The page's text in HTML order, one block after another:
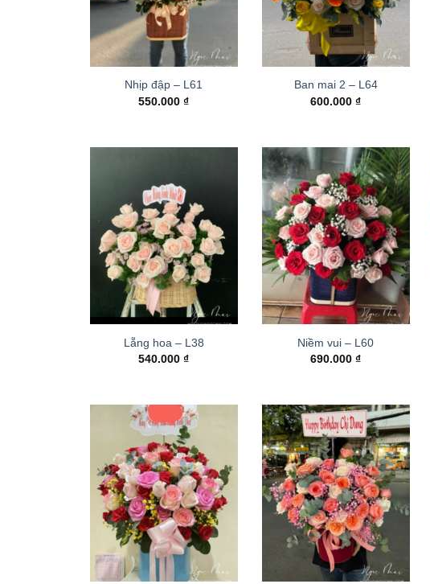
Nhịp đập – L61
550.000₫
Ban mai 2 – L64
600.000₫
Lẵng hoa – L38
540.000₫
Niềm vui – L60
690.000₫